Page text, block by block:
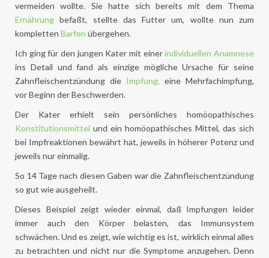
vermeiden wollte. Sie hatte sich bereits mit dem Thema
Ernährungbefaßt, stellte das Futter um, wollte nun zum
kompletten Barfen übergehen.
Ich ging für den jungen Kater mit einerindividuellen Anamnese
ins Detail und fand als einzige mögliche Ursache für seine
Zahnfleischentzündung die Impfung, eine Mehrfachimpfung,
vor Beginn der Beschwerden.
Der Kater erhielt sein persönliches homöopathisches
Konstitutionsmittel und ein homöopathisches Mittel, das sich
bei Impfreaktionen bewährt hat, jeweils in höherer Potenz und
jeweils nur einmalig.
So 14 Tage nach diesen Gaben war die Zahnfleischentzündung
so gut wie ausgeheilt.
Dieses Beispiel zeigt wieder einmal, daß Impfungen leider
immer auch den Körper belasten, das Immunsystem
schwächen. Und es zeigt, wie wichtig es ist, wirklich einmal alles
zu betrachten und nicht nur die Symptome anzugehen. Denn